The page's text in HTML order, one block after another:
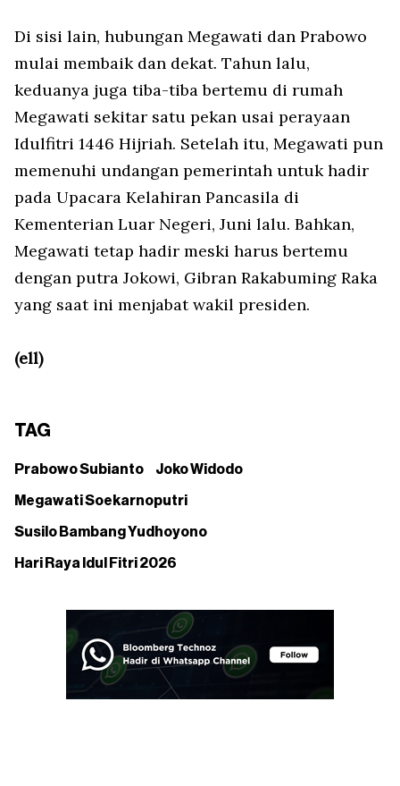
Di sisi lain, hubungan Megawati dan Prabowo
mulai membaik dan dekat. Tahun lalu,
keduanya juga tiba-tiba bertemu di rumah
Megawati sekitar satu pekan usai perayaan
Idulfitri 1446 Hijriah. Setelah itu, Megawati pun
memenuhi undangan pemerintah untuk hadir
pada Upacara Kelahiran Pancasila di
Kementerian Luar Negeri, Juni lalu. Bahkan,
Megawati tetap hadir meski harus bertemu
dengan putra Jokowi, Gibran Rakabuming Raka
yang saat ini menjabat wakil presiden.
(ell)
TAG
Prabowo Subianto Joko Widodo
Megawati Soekarnoputri
Susilo Bambang Yudhoyono
Hari Raya Idul Fitri 2026